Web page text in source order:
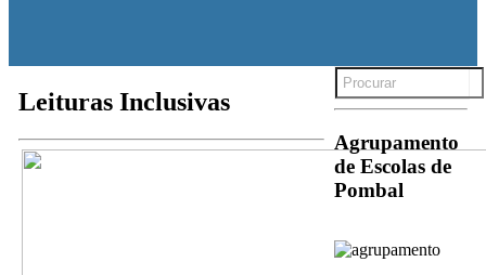
Leituras Inclusivas
Search
for:
Agrupamento
de Escolas de
Pombal